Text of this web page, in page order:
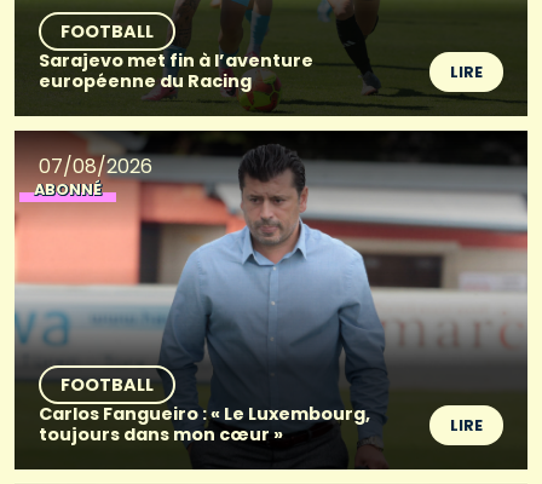
FOOTBALL
Sarajevo met fin à l’aventure
européenne du Racing
LIRE
07/08/2026
ABONNÉ
FOOTBALL
Carlos Fangueiro : « Le Luxembourg,
toujours dans mon cœur »
LIRE